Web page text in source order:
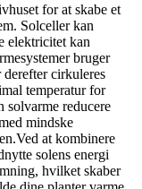
for at skabe et
Solceller kan
elektricitet kan
bruger
cirkuleres
temperatur for
solvarme reducere
mindske
at kombinere
solens energi
hvilket skaber